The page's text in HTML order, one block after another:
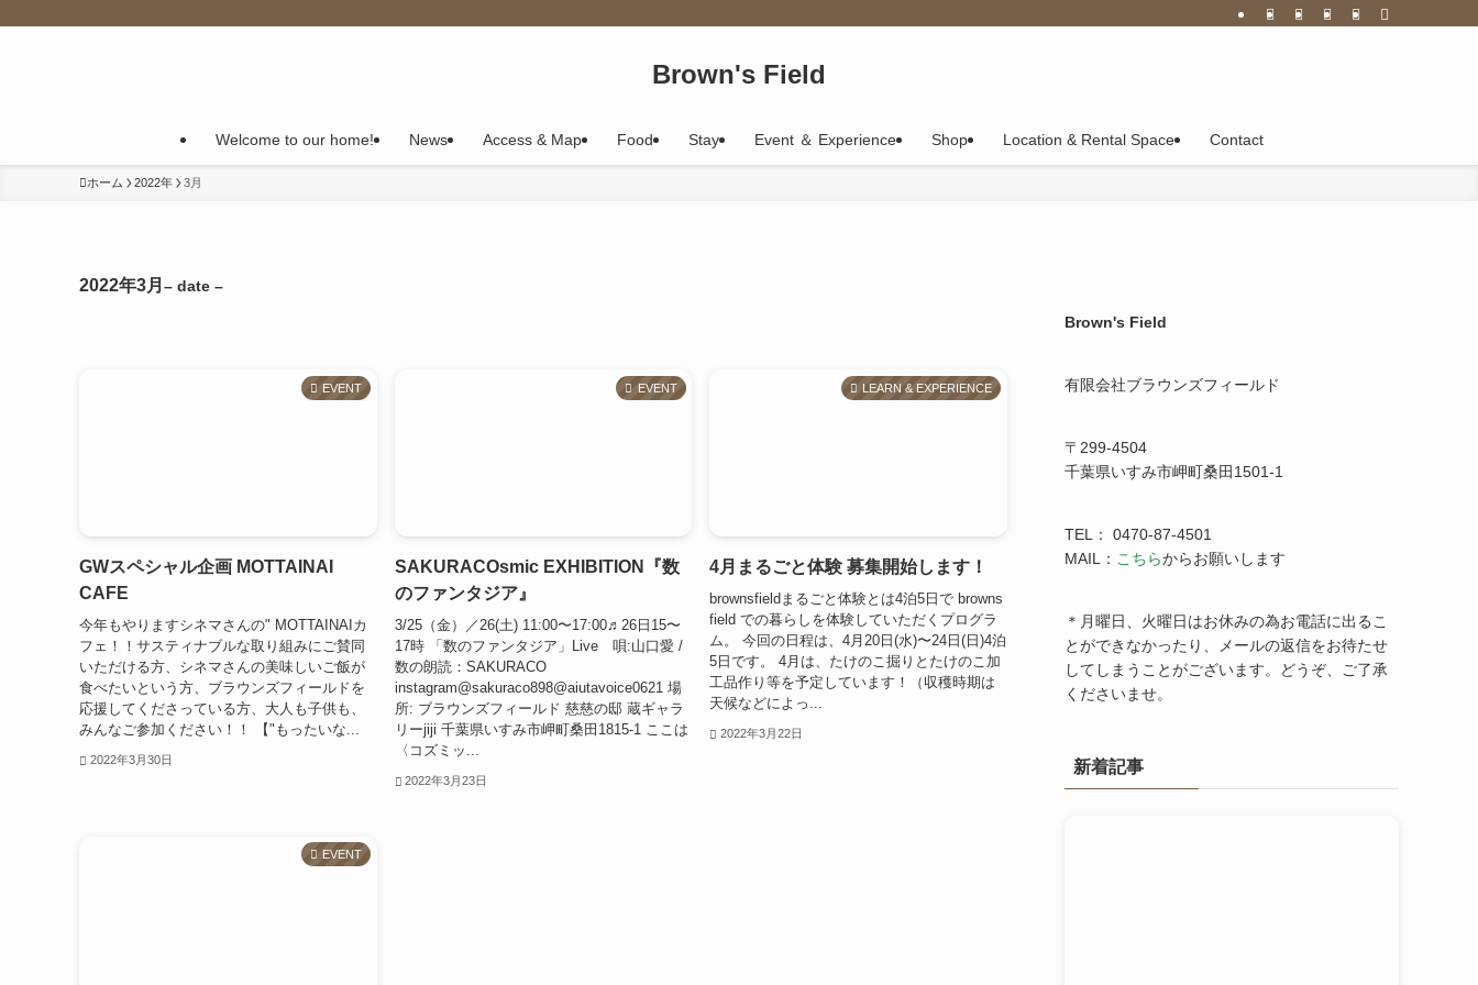
Brown's Field
Welcome to our home! News Access & Map Food Stay Event ＆ Experience Shop Location & Rental Space Contact
ホーム 2022年 3月
2022年3月 – date –
EVENT
GWスペシャル企画 MOTTAINAI
CAFE
今年もやりますシネマさんの" MOTTAINAIカ
フェ！！サスティナブルな取り組みにご賛同
いただける方、シネマさんの美味しいご飯が
食べたいという方、ブラウンズフィールドを
応援してくださっている方、大人も子供も、
みんなご参加ください！！ 【"もったいな...
2022年3月30日
EVENT
SAKURACOsmic EXHIBITION『数
のファンタジア』
3/25（金）／26(土) 11:00〜17:00♬26日15〜
17時 「数のファンタジア」Live 唄:山口愛 /
数の朗読：SAKURACO
instagram@sakuraco898@aiutavoice0621 場
所: ブラウンズフィールド 慈慈の邸 蔵ギャラ
リーjiji 千葉県いすみ市岬町桑田1815-1 ここは
〈コズミッ...
2022年3月23日
LEARN & EXPERIENCE
4月まるごと体験 募集開始します！
brownsfieldまるごと体験とは4泊5日で browns
field での暮らしを体験していただくプログラ
ム。 今回の日程は、4月20日(水)〜24日(日)4泊
5日です。 4月は、たけのこ掘りとたけのこ加
工品作り等を予定しています！（収穫時期は
天候などによっ...
2022年3月22日
EVENT
Brown's Field
有限会社ブラウンズフィールド
〒299-4504
千葉県いすみ市岬町桑田1501-1
TEL： 0470-87-4501
MAIL： こちらからお願いします
＊月曜日、火曜日はお休みの為お電話に出るこ
とができなかったり、メールの返信をお待たせ
してしまうことがございます。どうぞ、ご了承
くださいませ。
新着記事